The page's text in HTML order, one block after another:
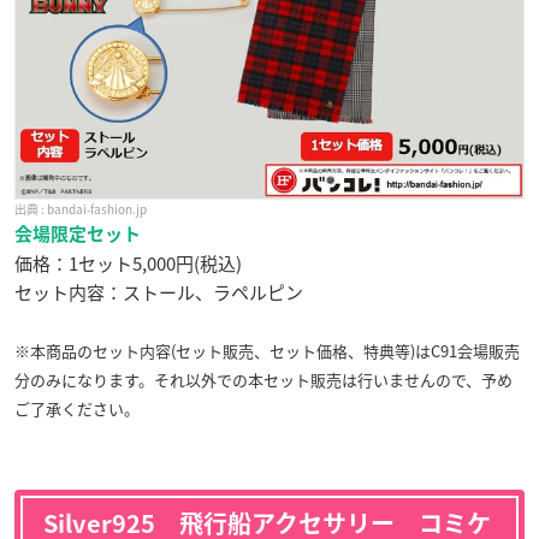
bandai-fashion.jp
会場限定セット
価格：1セット5,000円(税込)
セット内容：ストール、ラペルピン
※本商品のセット内容(セット販売、セット価格、特典等)はC91会場販売
分のみになります。それ以外での本セット販売は行いませんので、予め
ご了承ください。
Silver925 飛行船アクセサリー コミケ